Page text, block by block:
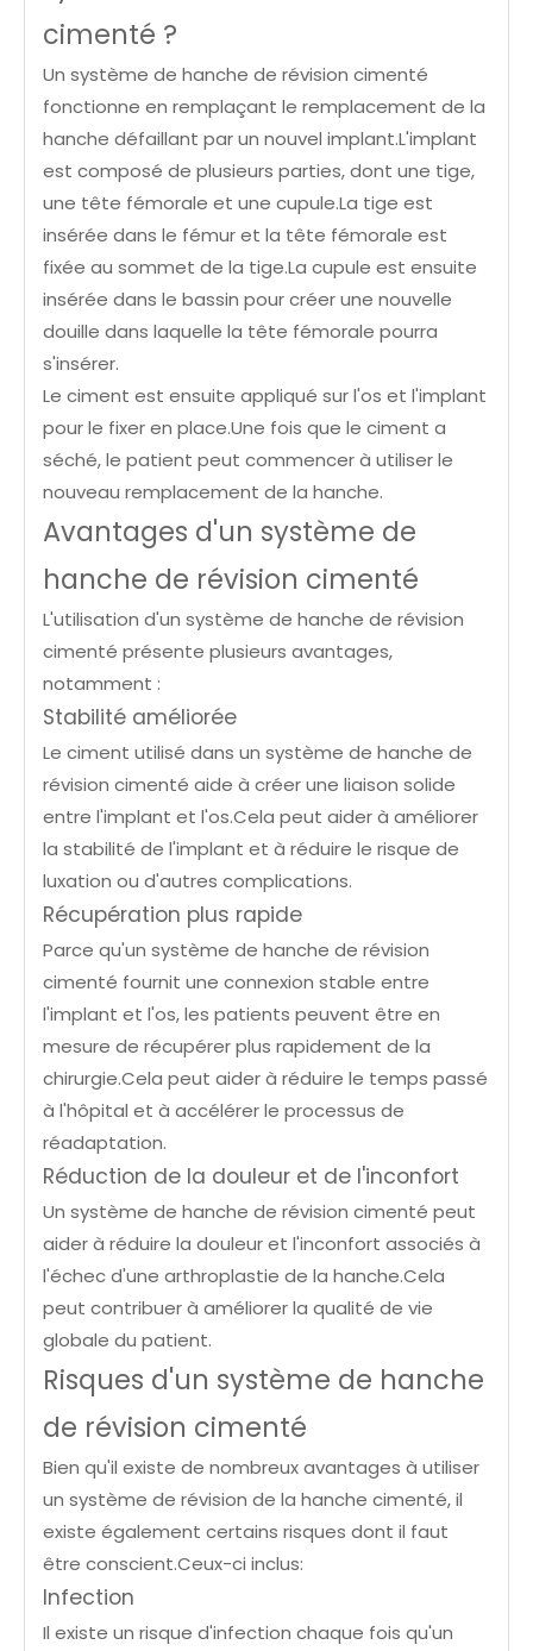
cimenté ?
Un système de hanche de révision cimenté
fonctionne en remplaçant le remplacement de la
hanche défaillant par un nouvel implant.L'implant
est composé de plusieurs parties, dont une tige,
une tête fémorale et une cupule.La tige est
insérée dans le fémur et la tête fémorale est
fixée au sommet de la tige.La cupule est ensuite
insérée dans le bassin pour créer une nouvelle
douille dans laquelle la tête fémorale pourra
s'insérer.
Le ciment est ensuite appliqué sur l'os et l'implant
pour le fixer en place.Une fois que le ciment a
séché, le patient peut commencer à utiliser le
nouveau remplacement de la hanche.
Avantages d'un système de
hanche de révision cimenté
L'utilisation d'un système de hanche de révision
cimenté présente plusieurs avantages,
notamment :
Stabilité améliorée
Le ciment utilisé dans un système de hanche de
révision cimenté aide à créer une liaison solide
entre l'implant et l'os.Cela peut aider à améliorer
la stabilité de l'implant et à réduire le risque de
luxation ou d'autres complications.
Récupération plus rapide
Parce qu'un système de hanche de révision
cimenté fournit une connexion stable entre
l'implant et l'os, les patients peuvent être en
mesure de récupérer plus rapidement de la
chirurgie.Cela peut aider à réduire le temps passé
à l'hôpital et à accélérer le processus de
réadaptation.
Réduction de la douleur et de l'inconfort
Un système de hanche de révision cimenté peut
aider à réduire la douleur et l'inconfort associés à
l'échec d'une arthroplastie de la hanche.Cela
peut contribuer à améliorer la qualité de vie
globale du patient.
Risques d'un système de hanche
de révision cimenté
Bien qu'il existe de nombreux avantages à utiliser
un système de révision de la hanche cimenté, il
existe également certains risques dont il faut
être conscient.Ceux-ci inclus:
Infection
Il existe un risque d'infection chaque fois qu'un